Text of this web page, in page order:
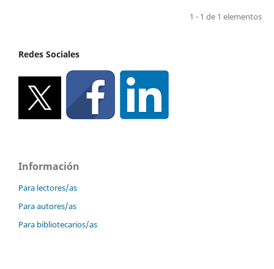
1 - 1 de 1 elementos
Redes Sociales
Información
Para lectores/as
Para autores/as
Para bibliotecarios/as